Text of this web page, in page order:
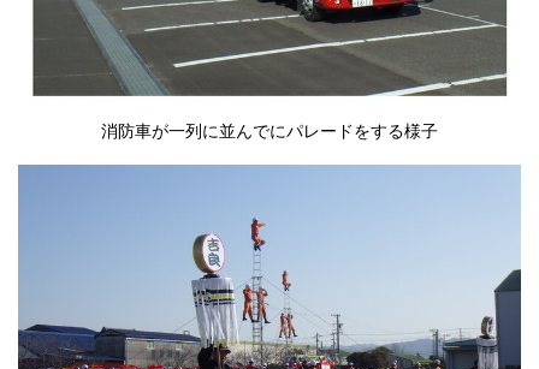
消防車が一列に並んでにパレードをする様子